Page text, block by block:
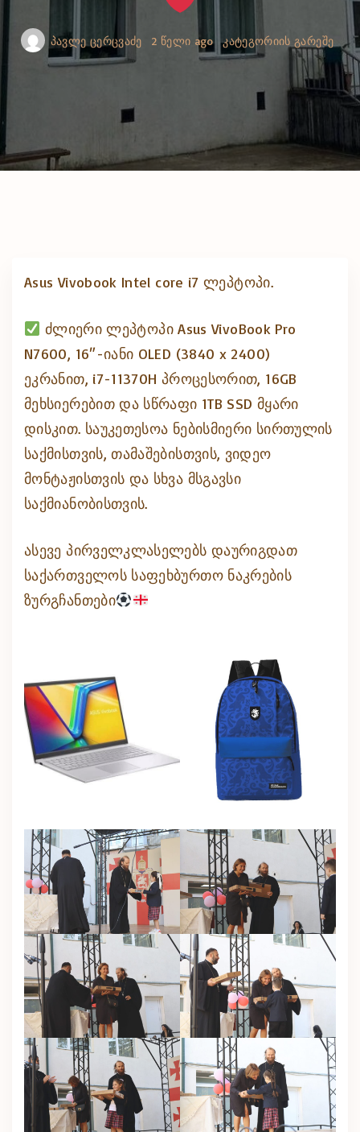
პავლე ცერცვაძე 2 წელი ago კატეგორიის გარეშე
Asus Vivobook Intel core i7 ლეპტოპი.
ძლიერი ლეპტოპი Asus VivoBook Pro
N7600, 16″-იანი OLED (3840 x 2400)
ეკრანით, i7-11370H პროცესორით, 16GB
მეხსიერებით და სწრაფი 1TB SSD მყარი
დისკით. საუკეთესოა ნებისმიერი სირთულის
საქმისთვის, თამაშებისთვის, ვიდეო
მონტაჟისთვის და სხვა მსგავსი
საქმიანობისთვის.
ასევე პირველკლასელებს დაურიგდათ
საქართველოს საფეხბურთო ნაკრების
ზურგჩანთები